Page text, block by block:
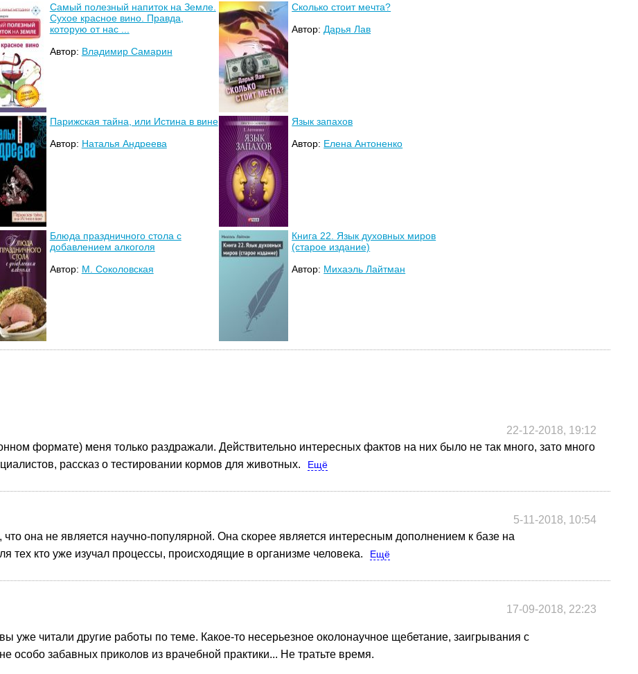
Самый полезный напиток на Земле.
Сухое красное вино. Правда,
которую от нас ...
Автор: Владимир Самарин
Сколько стоит мечта?
Автор: Дарья Лав
Парижская тайна, или Истина в вине
Автор: Наталья Андреева
Язык запахов
Автор: Елена Антоненко
Блюда праздничного стола с
добавлением алкоголя
Автор: М. Соколовская
Книга 22. Язык духовных миров
(старое издание)
Автор: Михаэль Лайтман
22-12-2018, 19:12
формате) меня только раздражали. Действительно интересных фактов на них было не так много, зато много
рассказ о тестировании кормов для животных.
Ещё
5-11-2018, 10:54
что она не является научно-популярной. Она скорее является интересным дополнением к базе на
тех кто уже изучал процессы, происходящие в организме человека.
Ещё
17-09-2018, 22:23
уже читали другие работы по теме. Какое-то несерьезное околонаучное щебетание, заигрывания с
забавных приколов из врачебной практики... Не тратьте время.